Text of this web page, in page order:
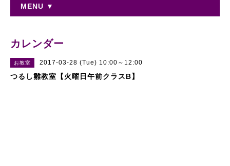
MENU ▼
カレンダー
お教室 2017-03-28 (Tue) 10:00～12:00
つるし雛教室【火曜日午前クラスB】